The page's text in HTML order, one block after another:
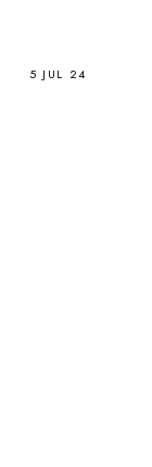
5 JUL 24